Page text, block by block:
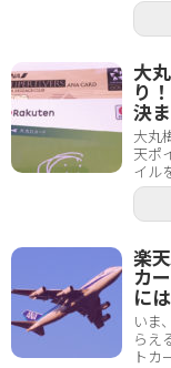
大
り
決
大丸
天ポ
イル
楽
カ
に
いま
らえ
トカ